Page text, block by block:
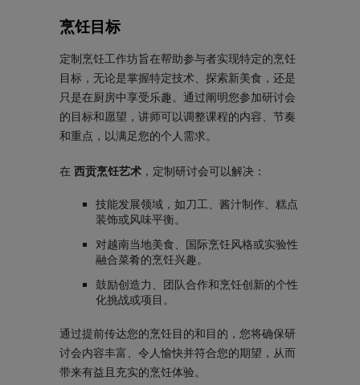
烹饪目标
定制烹饪工作坊旨在帮助参与者实现特定的烹饪
目标，无论是掌握特定技术、探索新美食，还是
只是在厨房中享受乐趣。通过阐明您参加研讨会
的目标和愿望，讲师可以调整课程的内容、节奏
和重点，以满足您的个人需求。
在 西贡烹饪艺术 ，定制研讨会可以解决：
技能发展领域，如刀工、酱汁制作、糕点
装饰或风味平衡。
对越南当地美食、国际烹饪风格或实验性
融合菜肴的烹饪兴趣。
鼓励创造力、团队合作和烹饪创新的个性
化挑战或项目。
通过提前传达您的烹饪目的和目的，您将确保研
讨会内容丰富、令人愉快并符合您的期望，从而
带来有益且充实的烹饪体验。